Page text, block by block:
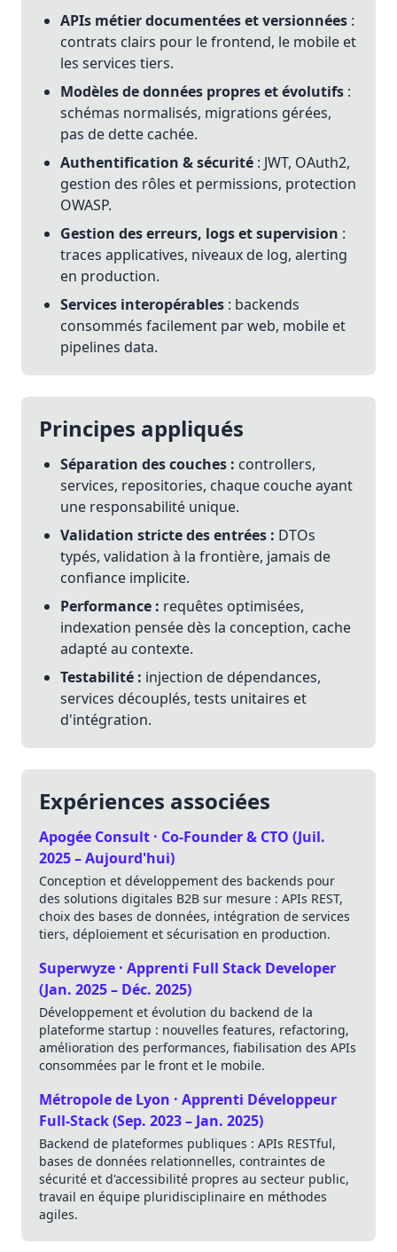
APIs métier documentées et versionnées :
contrats clairs pour le frontend, le mobile et
les services tiers.
Modèles de données propres et évolutifs :
schémas normalisés, migrations gérées,
pas de dette cachée.
Authentification & sécurité : JWT, OAuth2,
gestion des rôles et permissions, protection
OWASP.
Gestion des erreurs, logs et supervision :
traces applicatives, niveaux de log, alerting
en production.
Services interopérables : backends
consommés facilement par web, mobile et
pipelines data.
Principes appliqués
Séparation des couches : controllers,
services, repositories, chaque couche ayant
une responsabilité unique.
Validation stricte des entrées : DTOs
typés, validation à la frontière, jamais de
confiance implicite.
Performance : requêtes optimisées,
indexation pensée dès la conception, cache
adapté au contexte.
Testabilité : injection de dépendances,
services découplés, tests unitaires et
d'intégration.
Expériences associées
Apogée Consult · Co-Founder & CTO (Juil.
2025 – Aujourd'hui)
Conception et développement des backends pour
des solutions digitales B2B sur mesure : APIs REST,
choix des bases de données, intégration de services
tiers, déploiement et sécurisation en production.
Superwyze · Apprenti Full Stack Developer
(Jan. 2025 – Déc. 2025)
Développement et évolution du backend de la
plateforme startup : nouvelles features, refactoring,
amélioration des performances, fiabilisation des APIs
consommées par le front et le mobile.
Métropole de Lyon · Apprenti Développeur
Full-Stack (Sep. 2023 – Jan. 2025)
Backend de plateformes publiques : APIs RESTful,
bases de données relationnelles, contraintes de
sécurité et d'accessibilité propres au secteur public,
travail en équipe pluridisciplinaire en méthodes
agiles.